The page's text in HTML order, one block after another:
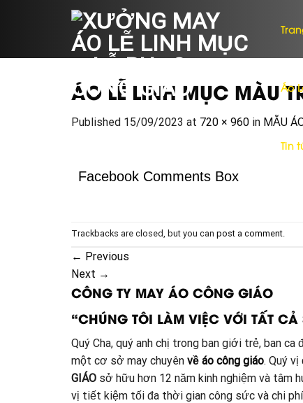
Áo
Tin
ÁO LỄ LINH MỤC MÀU
Published 15/09/2023 at 720 × 960 in MẪU
Facebook Comments Box
Trackbacks are closed, but you can post a comment
← Previous
Next →
CÔNG TY MAY ÁO CÔNG GIÁO
“CHÚNG TÔI LÀM VIỆC VỚI TẤT CẢ
Quý Cha, quý anh chị trong ban giới trẻ, ban
một cơ sở may chuyên về áo công giáo. Quý
GIÁO sở hữu hơn 12 năm kinh nghiệm và tâm
vị tiết kiệm tối đa thời gian công sức và chi